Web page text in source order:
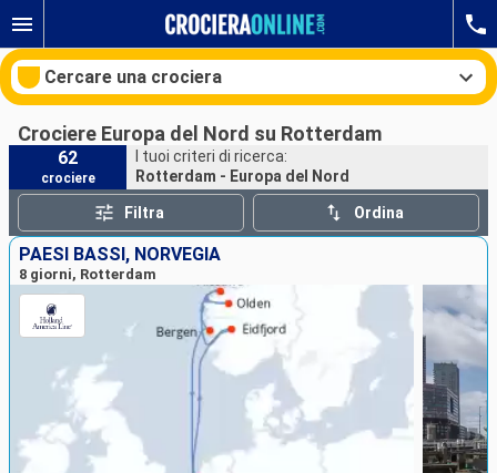
Cercare una crociera
Le nostre destinazioni
Mesi di partenza
Porti
Ricerca
Crociere Europa del Nord su Rotterdam
62
crociere
I tuoi criteri di ricerca:
Rotterdam - Europa del Nord
Filtra Ordina
PAESI BASSI, NORVEGIA
8 giorni, Rotterdam